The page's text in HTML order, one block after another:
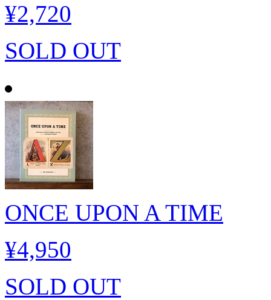
¥2,720
SOLD OUT
ONCE UPON A TIME
¥4,950
SOLD OUT